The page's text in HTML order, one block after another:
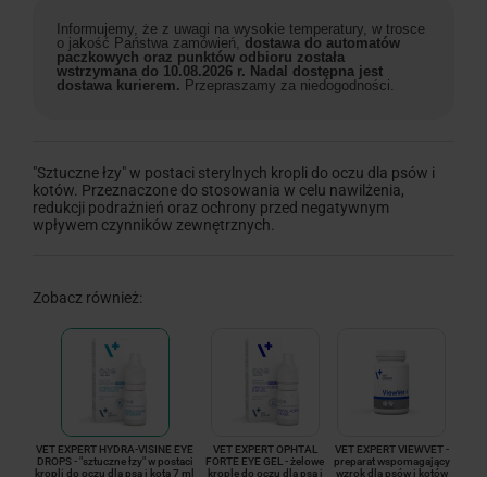
Informujemy, że z uwagi na wysokie temperatury, w trosce
o jakość Państwa zamówień, dostawa do automatów
paczkowych oraz punktów odbioru została
wstrzymana do 10.08.2026 r. Nadal dostępna jest
dostawa kurierem. Przepraszamy za niedogodności.
"Sztuczne łzy" w postaci sterylnych kropli do oczu dla psów i
kotów. Przeznaczone do stosowania w celu nawilżenia,
redukcji podrażnień oraz ochrony przed negatywnym
wpływem czynników zewnętrznych.
Zobacz również:
VET EXPERT HYDRA-VISINE EYE
DROPS - "sztuczne łzy" w postaci
kropli do oczu dla psa i kota 7 ml
VET EXPERT OPHTAL
FORTE EYE GEL - żelowe
krople do oczu dla psa i
VET EXPERT VIEWVET -
preparat wspomagający
wzrok dla psów i kotów